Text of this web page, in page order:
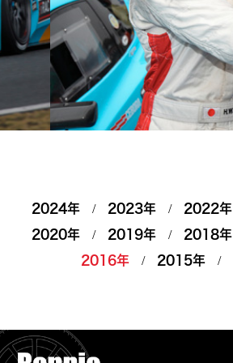
2024年 2023年 2022年
2020年
2019年 2018年
2016年
2015年